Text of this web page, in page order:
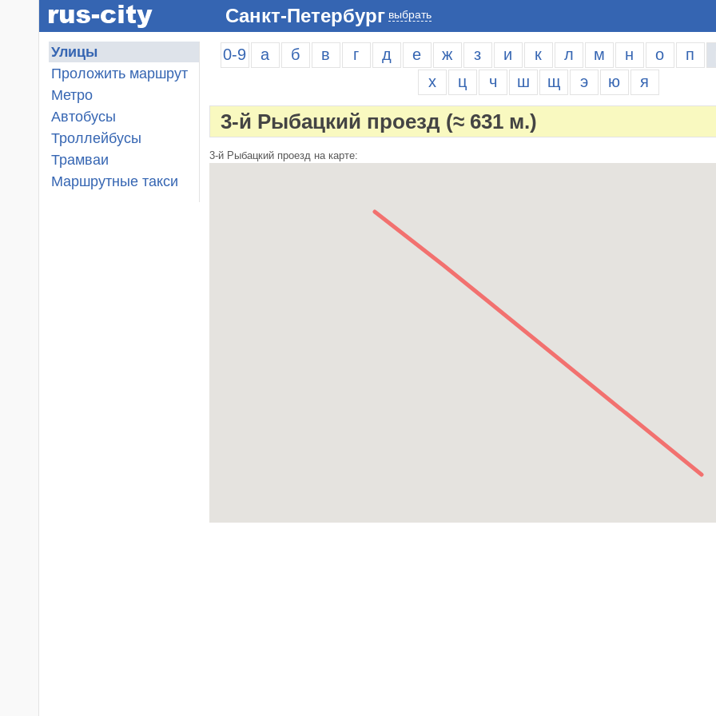
Санкт-Петербург выбрать
Улицы
Проложить маршрут
Метро
Автобусы
Троллейбусы
Трамваи
Маршрутные такси
0-9 а б в г д е ж з и к л м н о п
х
ц ч ш щ э ю я
3-й Рыбацкий проезд (≈ 631 м.)
3-й Рыбацкий проезд на карте: